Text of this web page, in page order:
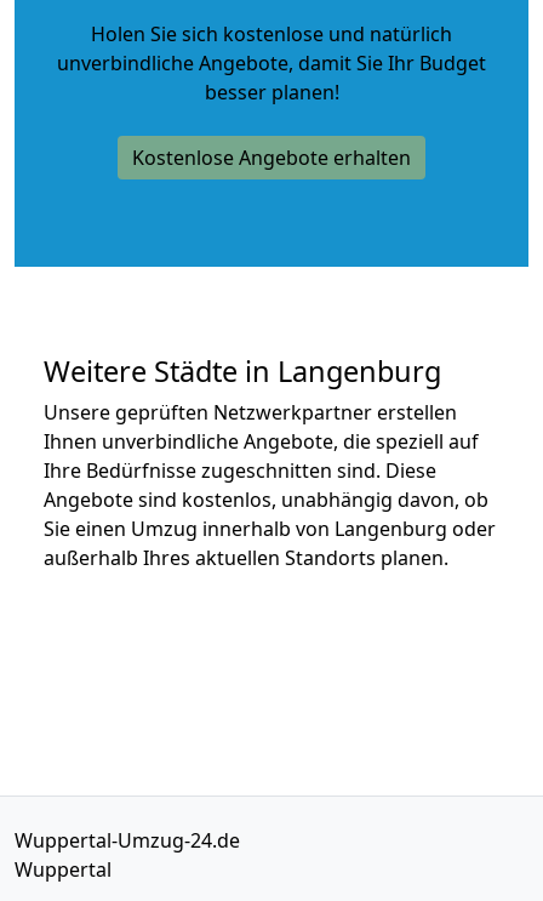
Holen Sie sich kostenlose und natürlich
unverbindliche Angebote, damit Sie Ihr Budget
besser planen!
Kostenlose Angebote erhalten
Weitere Städte in Langenburg
Unsere geprüften Netzwerkpartner erstellen
Ihnen unverbindliche Angebote, die speziell auf
Ihre Bedürfnisse zugeschnitten sind. Diese
Angebote sind kostenlos, unabhängig davon, ob
Sie einen Umzug innerhalb von Langenburg oder
außerhalb Ihres aktuellen Standorts planen.
Wuppertal-Umzug-24.de
Wuppertal